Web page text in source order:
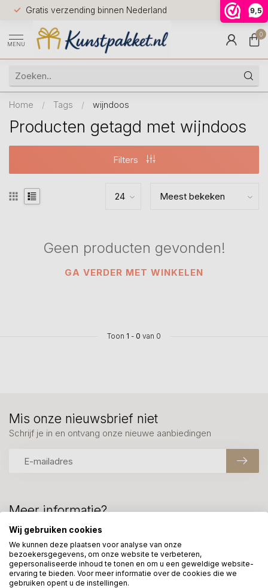
9,5
Gratis verzending binnen Nederland
Voor
huis
9.5
MENU
0
Home / Tags / wijndoos
Producten getagd met wijndoos
Filters
Geen producten gevonden!
GA VERDER MET WINKELEN
Toon 1 - 0 van 0
Meer informatie?
We helpen graag met uw keuze of geven advies, bel of app
ons 7 dagen per week: 06-23643267
Klantenservice
Mis onze nieuwsbrief niet
Schrijf je in en ontvang onze nieuwe aanbiedingen
Wij gebruiken cookies
We kunnen deze plaatsen voor analyse van onze
bezoekersgegevens, om onze website te verbeteren,
gepersonaliseerde inhoud te tonen en om u een geweldige website-
ervaring te bieden. Voor meer informatie over de cookies die we
gebruiken opent u de instellingen.